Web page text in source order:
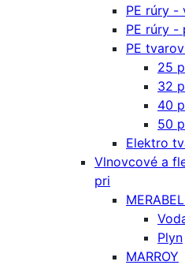
PE rúry -
PE rúry -
PE
25
32
40
50
Elektro
Vlnovcové a
pri
Plyn
MARROY